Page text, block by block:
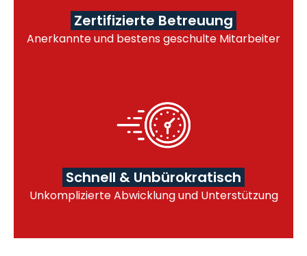
Zertifizierte Betreuung
Anerkannte und bestens geschulte Mitarbeiter
Schnell & Unbürokratisch
Unkomplizierte Abwicklung und Unterstützung